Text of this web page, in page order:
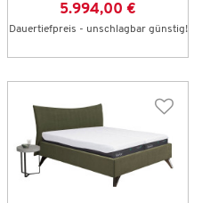
5.994,00 €
Dauertiefpreis - unschlagbar günstig!